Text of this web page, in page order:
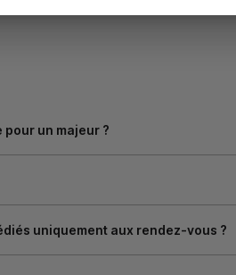
un majeur ?
uniquement aux rendez-vous ?